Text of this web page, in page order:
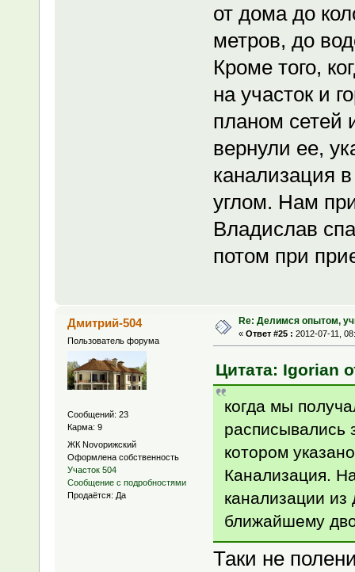
от дома до
метров, до
Кроме того,
на участок и
планом сетей
вернули ее,
канализация
углом. Нам
Владислав
потом при
Дмитрий-504
Пользователь форума
Сообщений: 23
Карма: 9
ЖК Novoрижский
Оформлена собственность
Участок 504
Сообщение с подробностями
Продаётся: Да
Re: Делимся опытом,
« Ответ #25 : 2012-07-11,
Цитата: Igorian
когда мы
расписывались
котором
Канализация.
канализации
ближайшему
Таки не